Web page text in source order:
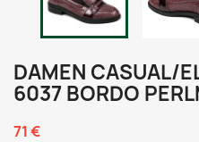
DAMEN CASUAL/
6037 BORDO
71 €